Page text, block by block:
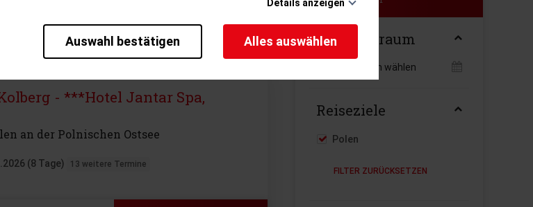
- ***Hotel Jantar Spa,
an der Polnischen Ostsee
(8 Tage) 13 weitere Termine
Reisezeitraum
Reisezeitraum wählen
Reiseziele
Polen
Details anzeigen
notwendig und ermöglichen beispielsweise sicherheitsrelevante
von Cookies ebenfalls erkennen, ob Sie in Ihrem Profil eingeloggt bleiben
erfassen wir anonymisierte Daten für Statistiken und Analysen. Mithilfe
und den Effekt bestimmter Seiten unseres Web-Auftritts ermitteln und
Auswahl bestätigen Alles auswählen